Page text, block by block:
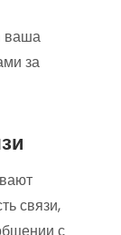
ваша
за
связи,